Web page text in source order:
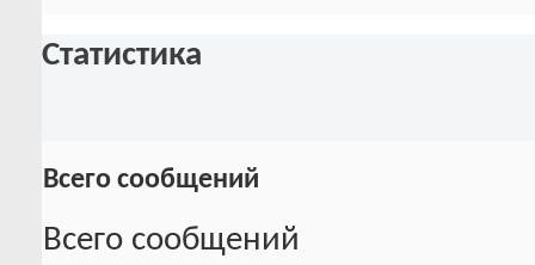
Статистика
Всего сообщений
Всего сообщений